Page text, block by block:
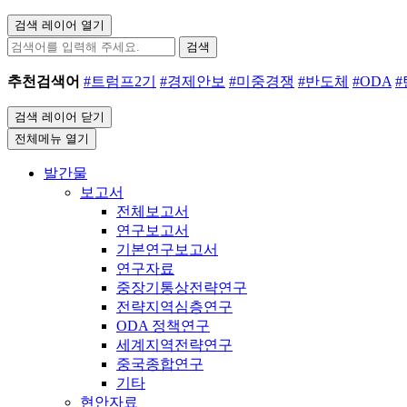
검색 레이어 열기
검색
추천검색어 #트럼프2기 #경제안보 #미중경쟁 #반도체 #ODA #
검색 레이어 닫기
전체메뉴 열기
발간물
보고서
전체보고서
연구보고서
기본연구보고서
연구자료
중장기통상전략연구
전략지역심층연구
ODA 정책연구
세계지역전략연구
중국종합연구
기타
현안자료